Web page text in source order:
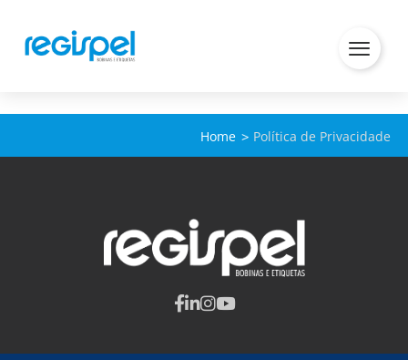
Home Política de Privacidade